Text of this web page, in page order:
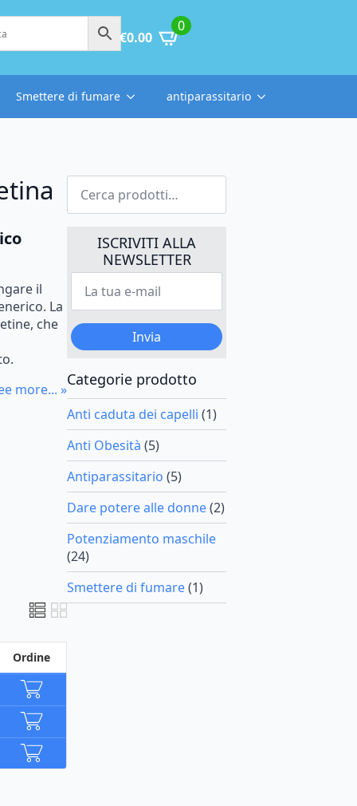
€0.00
0
Smettere di fumare antiparassitario
il
La
che
more... »
Ordine
Cerca:
ISCRIVITI ALLA
NEWSLETTER
La
tua
* Invia
Categorie prodotto
Anti caduta dei capelli (1)
Anti Obesità (5)
Antiparassitario (5)
Dare potere alle donne(2)
Potenziamento maschile
(24)
Smettere di fumare(1)